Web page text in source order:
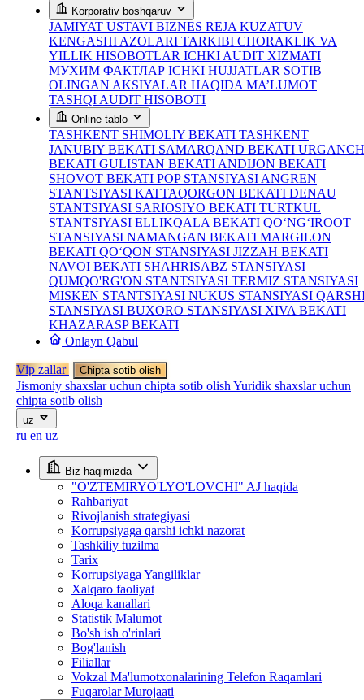
Korporativ boshqaruv
JAMIYAT USTAVI BIZNES REJA KUZATUV
KENGASHI AZOLARI TARKIBI CHORAKLIK VA
YILLIK HISOBOTLAR ICHKI AUDIT XIZMATI
МУХИМ ФАКТЛАР ICHKI HUJJATLAR SOTIB
OLINGAN AKSIYALAR HAQIDA MA’LUMOT
TASHQI AUDIT HISOBOTI
Online tablo
TASHKENT SHIMOLIY BEKATI TASHKENT
JANUBIY BEKATI SAMARQAND BEKATI URGANCH
BEKATI GULISTAN BEKATI ANDIJON BEKATI
SHOVOT BEKATI POP STANSIYASI ANGREN
STANTSIYASI KATTAQORGON BEKATI DENAU
STANTSIYASI SARIOSIYO BEKATI TURTKUL
STANTSIYASI ELLIKQALA BEKATI QO‘NG‘IROOT
STANSIYASI NAMANGAN BEKATI MARGILON
BEKATI QO‘QON STANSIYASI JIZZAH BEKATI
NAVOI BEKATI SHAHRISABZ STANSIYASI
QUMQO'RG'ON STANTSIYASI TERMIZ STANSIYASI
MISKEN STANTSIYASI NUKUS STANSIYASI
STANSIYASI BUXORO STANSIYASI XIVA BEKATI
KHAZARASP BEKATI
Onlayn Qabul
Vip zallar Chipta sotib olish
Jismoniy shaxslar uchun chipta sotib olish Yuridik shaxslar uchun
chipta sotib olish
uz
ru en uz
Biz haqimizda
"O'ZTEMIRYO'LYO'LOVCHI" AJ haqida
Rahbariyat
Rivojlanish strategiyasi
Korrupsiyaga qarshi ichki nazorat
Tashkiliy tuzilma
Tarix
Korrupsiyaga Yangiliklar
Xalqaro faoliyat
Aloqa kanallari
Statistik Malumot
Bo'sh ish o'rinlari
Bog'lanish
Filiallar
Vokzal Ma'lumotxonalarining Telefon Raqamlari
Fuqarolar Murojaati